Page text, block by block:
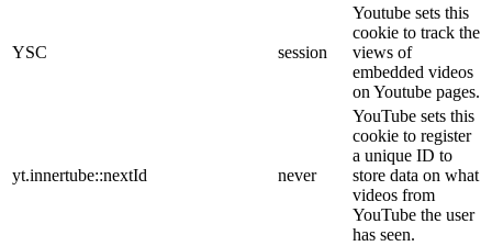
YSC session
Youtube sets this
cookie to track the
views of
embedded videos
on Youtube pages.
yt.innertube::nextId never
YouTube sets this
cookie to register
a unique ID to
store data on what
videos from
YouTube the user
has seen.